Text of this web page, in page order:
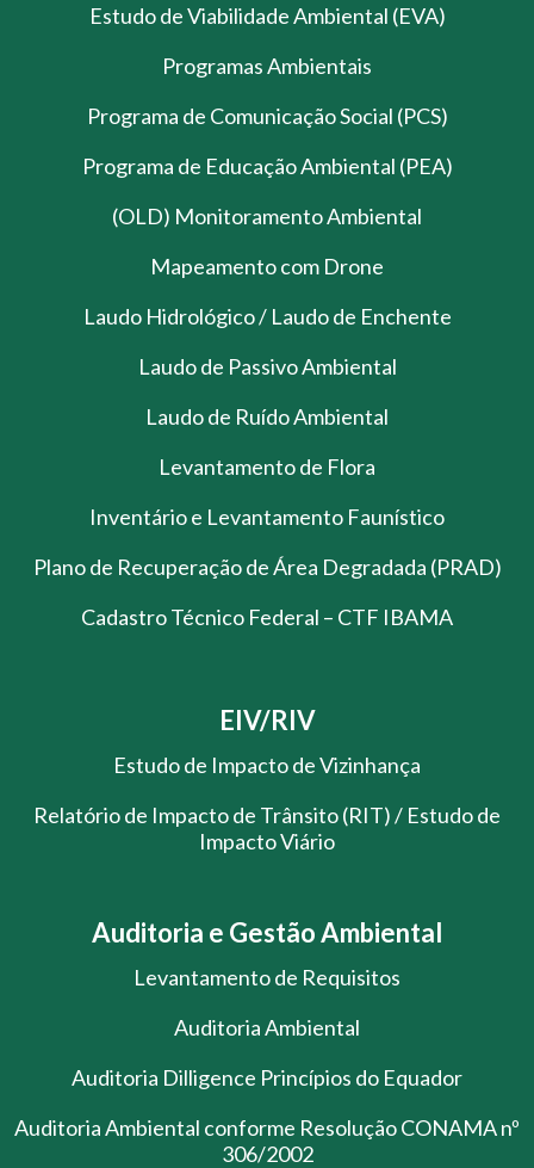
Estudo de Viabilidade Ambiental (EVA)
Programas Ambientais
Programa de Comunicação Social (PCS)
Programa de Educação Ambiental (PEA)
(OLD) Monitoramento Ambiental
Mapeamento com Drone
Laudo Hidrológico / Laudo de Enchente
Laudo de Passivo Ambiental
Laudo de Ruído Ambiental
Levantamento de Flora
Inventário e Levantamento Faunístico
Plano de Recuperação de Área Degradada (PRAD)
Cadastro Técnico Federal – CTF IBAMA
EIV/RIV
Estudo de Impacto de Vizinhança
Relatório de Impacto de Trânsito (RIT) / Estudo de
Impacto Viário
Auditoria e Gestão Ambiental
Levantamento de Requisitos
Auditoria Ambiental
Auditoria Dilligence Princípios do Equador
Auditoria Ambiental conforme Resolução CONAMA nº
306/2002